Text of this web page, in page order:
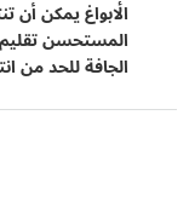
الأبواغ يمكن أن
المستحسن تقليم
الجافة للحد من انتشارها.